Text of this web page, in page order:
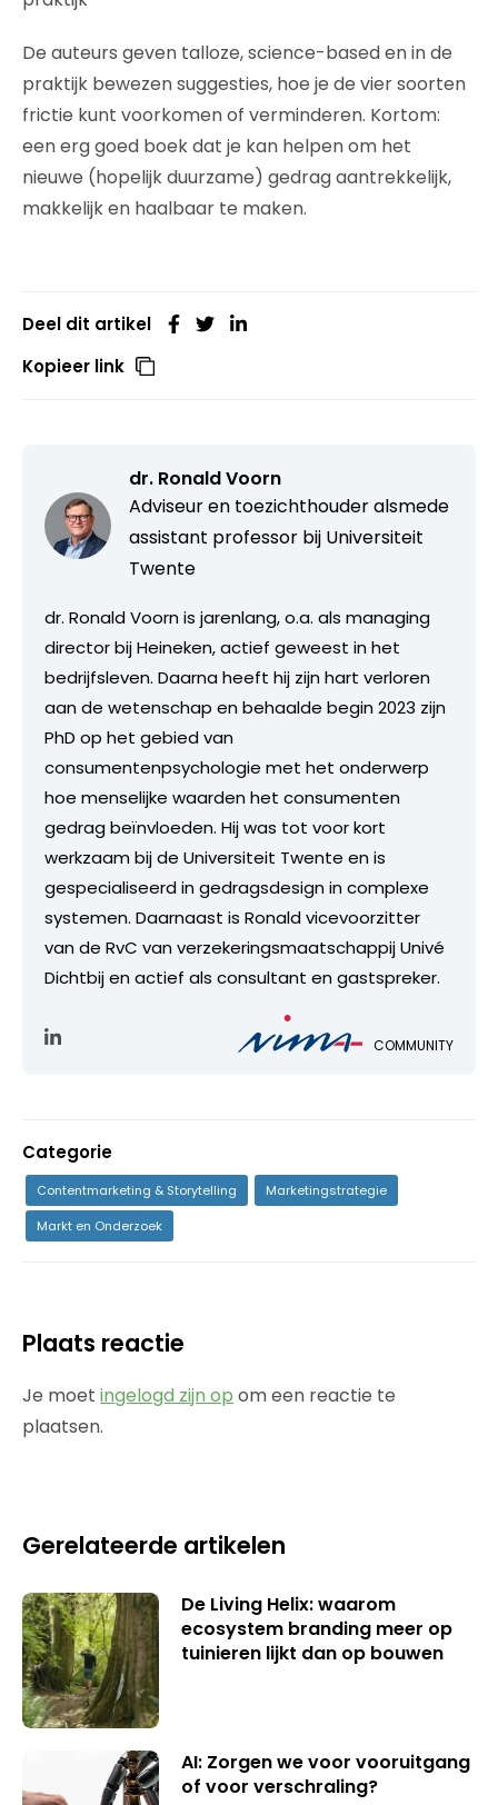
De auteurs geven talloze, science-based en in de
praktijk bewezen suggesties, hoe je de vier soorten
frictie kunt voorkomen of verminderen. Kortom:
een erg goed boek dat je kan helpen om het
nieuwe (hopelijk duurzame) gedrag aantrekkelijk,
makkelijk en haalbaar te maken.
Deel dit artikel
Kopieer link
dr. Ronald Voorn
Adviseur en toezichthouder alsmede
assistant professor bij Universiteit
Twente
dr. Ronald Voorn is jarenlang, o.a. als managing
director bij Heineken, actief geweest in het
bedrijfsleven. Daarna heeft hij zijn hart verloren
aan de wetenschap en behaalde begin 2023 zijn
PhD op het gebied van
consumentenpsychologie met het onderwerp
hoe menselijke waarden het consumenten
gedrag beïnvloeden. Hij was tot voor kort
werkzaam bij de Universiteit Twente en is
gespecialiseerd in gedragsdesign in complexe
systemen. Daarnaast is Ronald vicevoorzitter
van de RvC van verzekeringsmaatschappij Univé
Dichtbij en actief als consultant en gastspreker.
COMMUNITY
Categorie
Contentmarketing & Storytelling
Marketingstrategie
Markt en Onderzoek
Plaats reactie
Je moet ingelogd zijn op om een reactie te
plaatsen.
Gerelateerde artikelen
De Living Helix: waarom
ecosystem branding meer op
tuinieren lijkt dan op bouwen
AI: Zorgen we voor vooruitgang
of voor verschraling?